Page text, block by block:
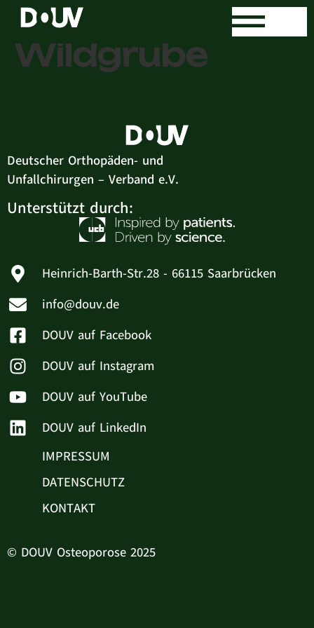
Sven
Wildgrube
Deutscher Orthopäden- und
Unfallchirurgen – Verband e.V.
Unterstützt durch:
Heinrich-Barth-Str.28 - 66115 Saarbrücken
info@douv.de
DOUV auf Facebook
DOUV auf Instagram
DOUV auf YouTube
DOUV auf LinkedIn
IMPRESSUM
DATENSCHUTZ
KONTAKT
© DOUV Osteoporose 2025